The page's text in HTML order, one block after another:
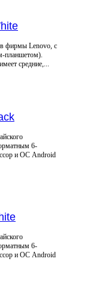
фирмы Lenovo, с
планшетом).
средние,...
6-
и ОС Android
6-
и ОС Android